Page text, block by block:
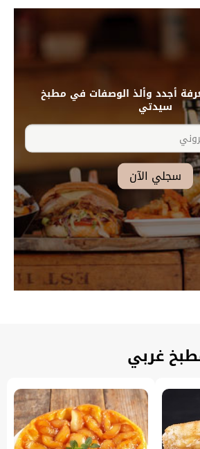
أجدد وألذ الوصفات في مطبخ
سيدتي
غربي